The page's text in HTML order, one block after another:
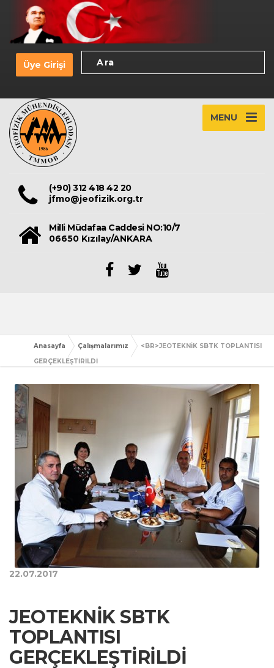
Üye Girişi
MENU
(+90) 312 418 42 20
jfmo@jeofizik.org.tr
Milli Müdafaa Caddesi NO:10/7
06650 Kızılay/ANKARA
Anasayfa Çalışmalarımız
<BR>JEOTEKNİK SBTK TOPLANTISI
GERÇEKLEŞTİRİLDİ
22.07.2017
JEOTEKNİK SBTK
TOPLANTISI
GERÇEKLEŞTİRİLDİ